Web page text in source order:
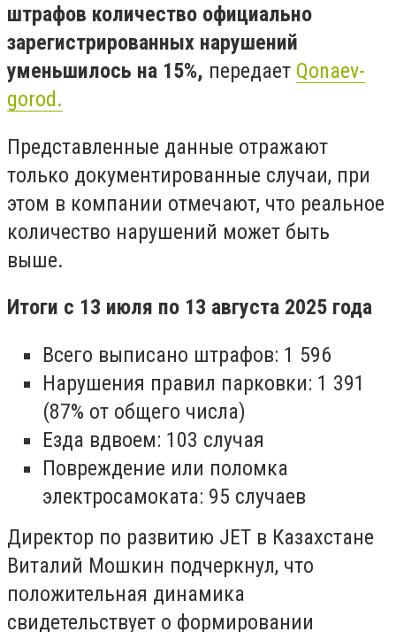
штрафов количество официально
зарегистрированных нарушений
уменьшилось на 15%, передает Qonaev-
gorod.
Представленные данные отражают
только документированные случаи, при
этом в компании отмечают, что реальное
количество нарушений может быть
выше.
Итоги с 13 июля по 13 августа 2025 года
Всего выписано штрафов: 1 596
Нарушения правил парковки: 1 391
(87% от общего числа)
Езда вдвоем: 103 случая
Повреждение или поломка
электросамоката: 95 случаев
Директор по развитию JET в Казахстане
Виталий Мошкин подчеркнул, что
положительная динамика
свидетельствует о формировании